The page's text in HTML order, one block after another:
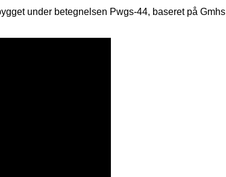
under betegnelsen Pwgs-44, baseret på